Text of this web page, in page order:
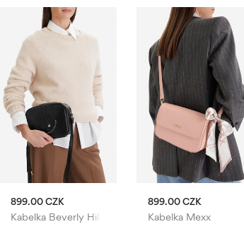
Kabelka Beverly Hills Polo Club
899.00 CZK
Kabelka Mexx
899.00 CZK